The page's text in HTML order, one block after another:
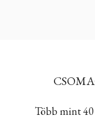
Több mint 40